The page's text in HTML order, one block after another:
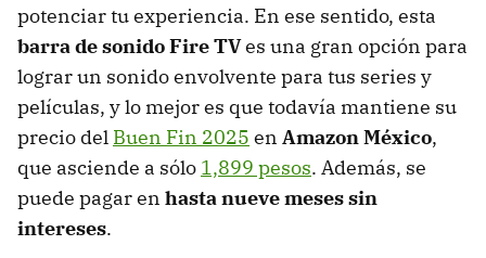
potenciar tu experiencia. En ese sentido, esta
barra de sonido Fire TVes una gran opción para
lograr un sonido envolvente para tus series y
películas, y lo mejor es que todavía mantiene su
precio del Buen Fin 2025 en Amazon México,
que asciende a sólo 1,899 pesos. Además, se
puede pagar en hasta nueve meses sin
intereses.